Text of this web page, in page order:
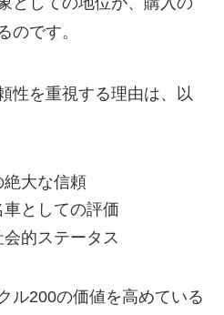
のです。
性を重視する理由は、以
絶大な信頼
としての評価
的ステータス
ル200の価値を高めている